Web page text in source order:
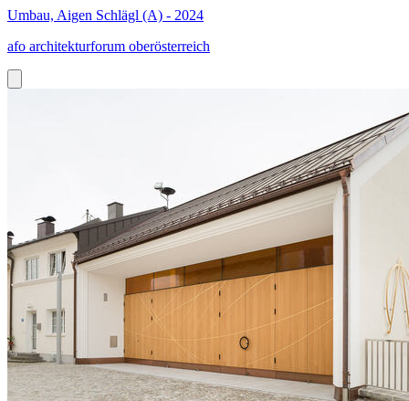
Umbau, Aigen Schlägl (A) - 2024
afo architekturforum oberösterreich